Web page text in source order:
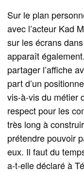
Sur le plan
avec l’acteur Kad
sur les écrans
apparaît
partager l’affiche
part d’un
vis-à-vis du métier
respect pour les
très long à
prétendre pouvoir
eux. Il faut du
a‑t‑elle déclaré à